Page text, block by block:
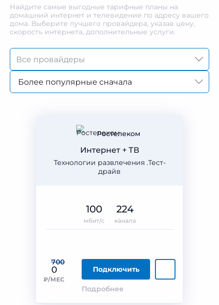
Найдите самые выгодные тарифные планы на
домашний интернет и телевидение по адресу вашего
дома. Выберите лучшего провайдера, указав цену,
скорость интернета, дополнительные услуги.
Более популярные сначала
Ростелеком
Технологии развлечения .Тест-
драйв
Интернет + ТВ
700
0
₽/МЕС
Подключить
Подробнее
100
мбит/с
224
канала